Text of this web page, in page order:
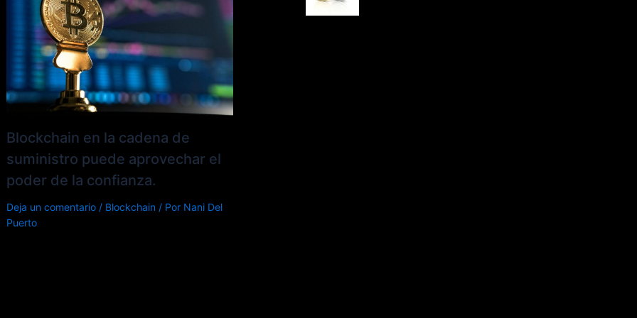
Blockchain en la cadena de
suministro puede aprovechar el
poder de la confianza.
Deja un comentario / Blockchain / Por Nani Del
Puerto